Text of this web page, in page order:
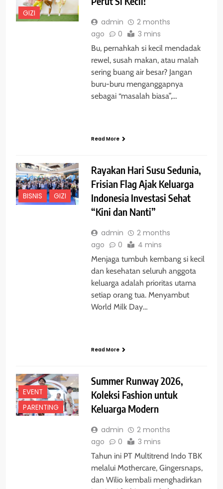
GIZI
admin
2 months
ago
0 3 mins
Bu, pernahkah si kecil mendadak
rewel, susah makan, atau malah
sering buang air besar? Jangan
buru-buru menganggapnya
sebagai “masalah biasa”,…
Read More
BISNIS GIZI
Rayakan Hari Susu Sedunia,
Frisian Flag Ajak Keluarga
Indonesia Investasi Sehat
“Kini dan Nanti”
admin
2 months
ago
0 4 mins
Menjaga tumbuh kembang si kecil
dan kesehatan seluruh anggota
keluarga adalah prioritas utama
setiap orang tua. Menyambut
World Milk Day…
Read More
EVENT
PARENTING
Summer Runway 2026,
Koleksi Fashion untuk
Keluarga Modern
admin
2 months
ago
0 3 mins
Tahun ini PT Multitrend Indo TBK
melalui Mothercare, Gingersnaps,
dan Wilio kembali menghadirkan